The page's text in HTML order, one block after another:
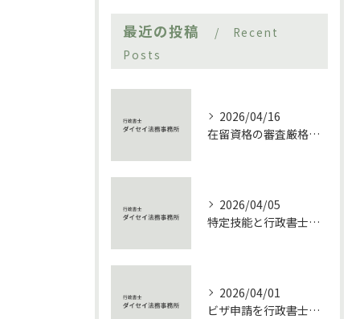
最近の投稿
Recent
Posts
2026/04/16
在留資格の審査厳格化に対応する行政書士活用ガイド
2026/04/05
特定技能と行政書士が支える外国人雇用手続き徹底解説
2026/04/01
ビザ申請を行政書士に依頼する際の費用相場と成功ポイント